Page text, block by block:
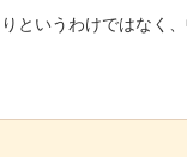
というわけではなく